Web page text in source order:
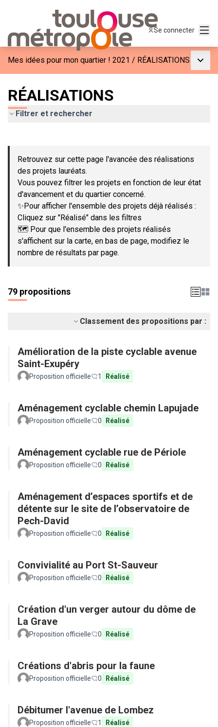
Se connecter
Mes idées pour mon quartier ! 2021 / RÉALISATIONS
RÉALISATIONS
Filtrer et rechercher
−
Retrouvez sur cette page l'avancée des réalisations
des projets lauréats.
Vous pouvez filtrer les projets en fonction de leur état
d'avancement et du quartier concerné.
✨Pour afficher l'ensemble des projets déjà réalisés :
Cliquez sur "Réalisé" dans les filtres
🗺️ Pour que l'ensemble des projets réalisés
s'affichent sur la carte, en bas de page, modifiez le
nombre de résultats par page.
79 propositions
Classement des propositions par :
Amélioration de la piste cyclable avenue
Saint-Exupéry
Proposition officielle 1 Réalisé
Aménagement cyclable chemin Lapujade
Proposition officielle 0 Réalisé
Aménagement cyclable rue de Périole
Proposition officielle 0 Réalisé
Aménagement d’espaces sportifs et de
détente sur le site de l’observatoire de
Pech-David
Proposition officielle 0 Réalisé
Convivialité au Port St-Sauveur
Proposition officielle 0 Réalisé
Création d'un verger autour du dôme de
La Grave
Proposition officielle 0 Réalisé
Créations d'abris pour la faune
Proposition officielle 0 Réalisé
Débitumer l'avenue de Lombez
Proposition officielle 1 Réalisé